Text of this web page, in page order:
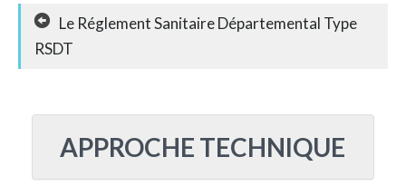
Le Réglement Sanitaire Départemental Type
RSDT
APPROCHE TECHNIQUE